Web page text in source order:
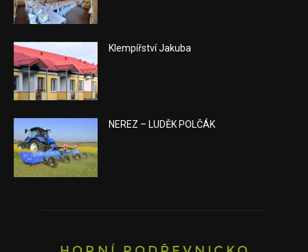
Klempířství Jakuba
NEREZ – LUDĚK POLČÁK